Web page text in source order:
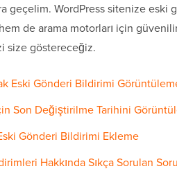
geçelim. WordPress sitenize
de arama motorları için
size göstereceğiz.
Eski Gönderi Bildirimi
Son Değiştirilme Tarihini
Gönderi Bildirimi Ekleme
Hakkında Sıkça Sorulan